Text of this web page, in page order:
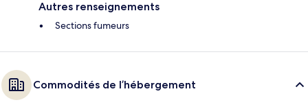
Autres renseignements
Sections fumeurs
Commodités de l’hébergement